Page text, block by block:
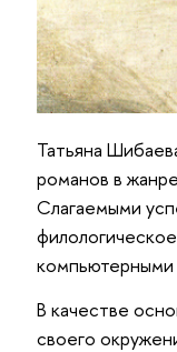
Татьяна
романов в
Слагаемыми
компьютерными
В качестве
своего